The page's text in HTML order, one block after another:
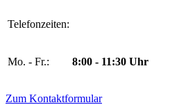
Telefonzeiten:
Mo. - Fr.: 8:00 - 11:30 Uhr
Zum Kontaktformular